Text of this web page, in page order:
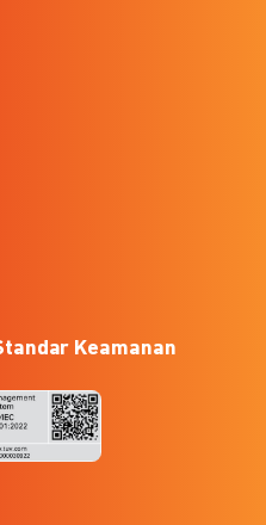
Keamanan